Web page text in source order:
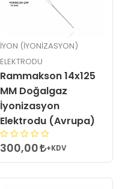
İYON (İYONIZASYON)
ELEKTRODU
Rammakson 14x125
MM Doğalgaz
İyonizasyon
Elektrodu (Avrupa)
300,00 +KDV